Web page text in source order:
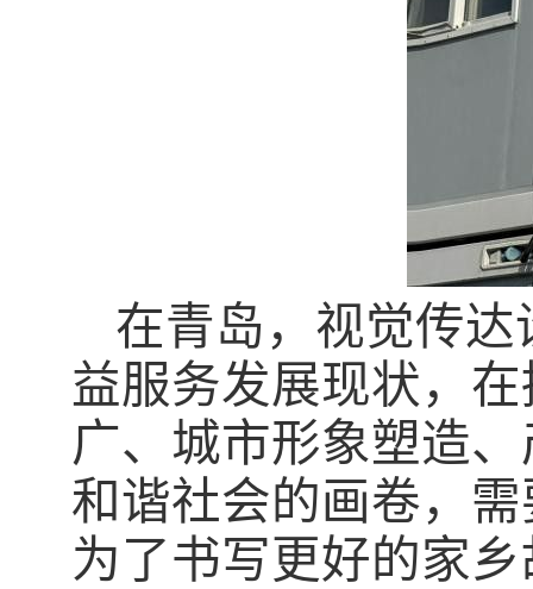
在青岛，视觉传
益服务发展现状，
广、城市形象塑造
和谐社会的画卷，
为了书写更好的家